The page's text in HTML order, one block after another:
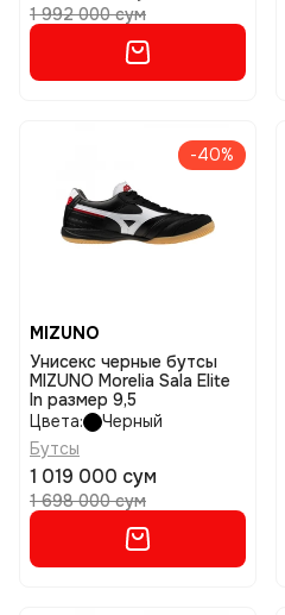
1 992 000 сум
-40%
MIZUNO
Унисекс черные бутсы
MIZUNO Morelia Sala Elite
In размер 9,5
Цвета:
Черный
Бутсы
1 019 000 сум
1 698 000 сум